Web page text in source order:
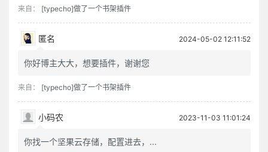
来自： [typecho]做了一个书架插件
匿名 2024-05-02 12:11:52
你好博主大大，想要插件，谢谢您
来自： [typecho]做了一个书架插件
小码农 2023-11-03 11:01:24
你找一个坚果云存储，配置进去，...